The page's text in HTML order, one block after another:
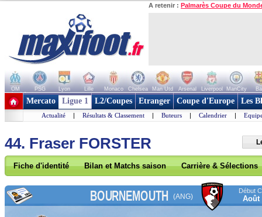
A retenir : Palmarès Coupe du
OM PSG Lyon Lille Monaco Chelsea Man Utd Arsenal Liverpool ManCity
+ de clubs
Mercato Ligue 1 L2/Coupes Etranger Coupe d'Europe Les
Actualité | Résultats & Classement | Buteurs | Calendrier |
44. Fraser FORSTER
Fiche d'identité Bilan et Matchs saison Carrière & Sélections
BOURNEMOUTH (ANG)
Début
Août